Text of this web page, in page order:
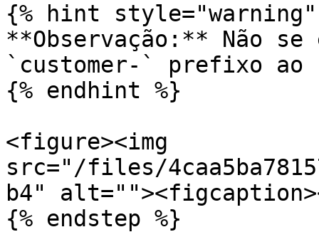
{% hint style="warning"
**Observação:** Não
`customer-` prefixo ao
{% endhint %}
<figure><img
src="/files/
b4"
{% endstep %}